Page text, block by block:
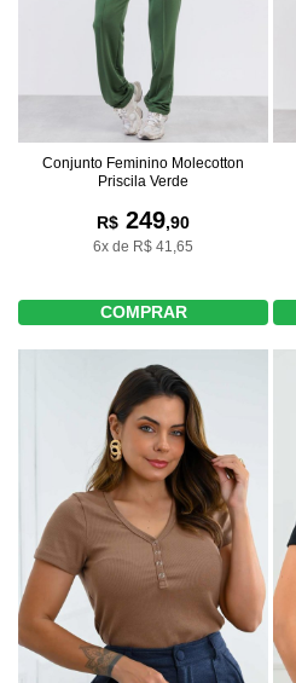
Conjunto Feminino Molecotton
Priscila Verde
R$ 249,90
6x de R$ 41,65
COMPRAR